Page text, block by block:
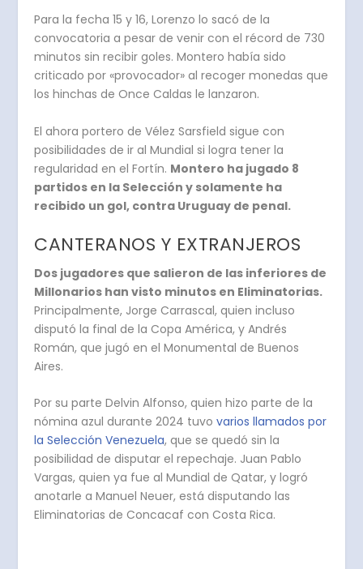
Para la fecha 15 y 16, Lorenzo lo sacó de la
convocatoria a pesar de venir con el récord de 730
minutos sin recibir goles. Montero había sido
criticado por «provocador» al recoger monedas que
los hinchas de Once Caldas le lanzaron.
El ahora portero de Vélez Sarsfield sigue con
posibilidades de ir al Mundial si logra tener la
regularidad en el Fortín. Montero ha jugado 8
partidos en la Selección y solamente ha
recibido un gol, contra Uruguay de penal.
CANTERANOS Y EXTRANJEROS
Dos jugadores que salieron de las inferiores de
Millonarios han visto minutos en Eliminatorias.
Principalmente, Jorge Carrascal, quien incluso
disputó la final de la Copa América, y Andrés
Román, que jugó en el Monumental de Buenos
Aires.
Por su parte Delvin Alfonso, quien hizo parte de la
nómina azul durante 2024 tuvovarios llamados por
la Selección Venezuela, que se quedó sin la
posibilidad de disputar el repechaje. Juan Pablo
Vargas, quien ya fue al Mundial de Qatar, y logró
anotarle a Manuel Neuer, está disputando las
Eliminatorias de Concacaf con Costa Rica.